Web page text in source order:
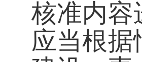
核准内容
应当根